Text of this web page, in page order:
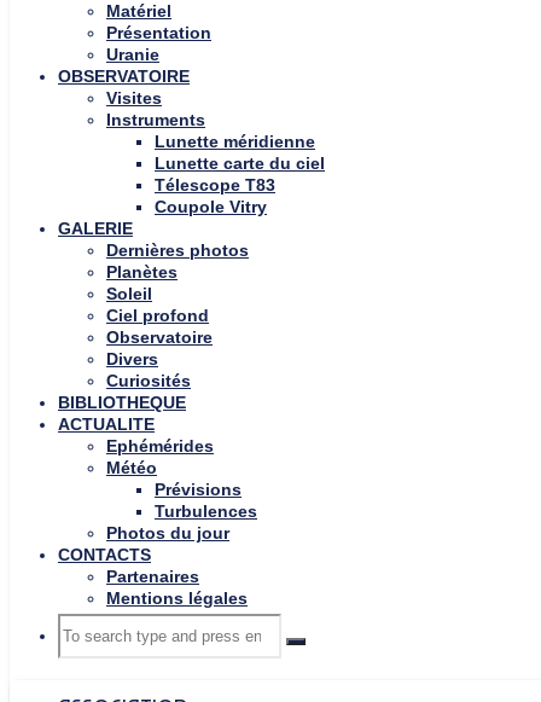
Matériel
Présentation
Uranie
OBSERVATOIRE
Visites
Instruments
Lunette méridienne
Lunette carte du ciel
Télescope T83
Coupole Vitry
GALERIE
Dernières photos
Planètes
Soleil
Ciel profond
Observatoire
Divers
Curiosités
BIBLIOTHEQUE
ACTUALITE
Ephémérides
Météo
Prévisions
Turbulences
Photos du jour
CONTACTS
Partenaires
Mentions légales
Search
Search
Search